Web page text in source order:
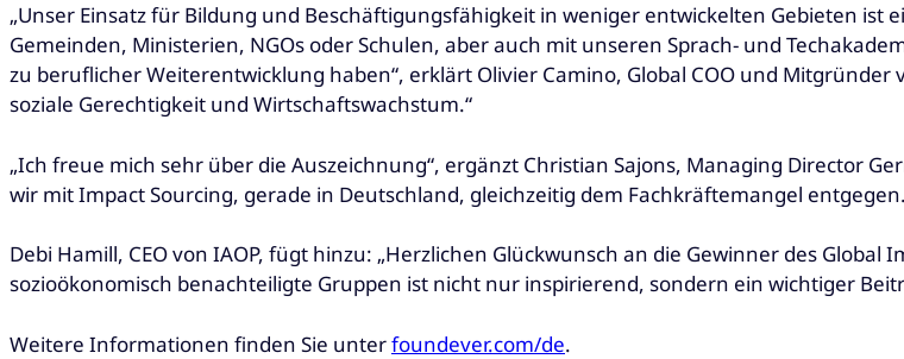
„Unser Einsatz für Bildung und Beschäftigungsfähigkeit in weniger entwickelten Gebieten
Gemeinden, Ministerien, NGOs oder Schulen, aber auch mit unseren Sprach- und
zu beruflicher Weiterentwicklung haben“, erklärt Olivier Camino, Global COO und
soziale Gerechtigkeit und Wirtschaftswachstum.“
„Ich freue mich sehr über die Auszeichnung“, ergänzt Christian Sajons, Managing Director
wir mit Impact Sourcing, gerade in Deutschland, gleichzeitig dem Fachkräftemangel
Debi Hamill, CEO von IAOP, fügt hinzu: „Herzlichen Glückwunsch an die Gewinner des
sozioökonomisch benachteiligte Gruppen ist nicht nur inspirierend, sondern ein wichtiger
Weitere Informationen finden Sie unterfoundever.com/de.